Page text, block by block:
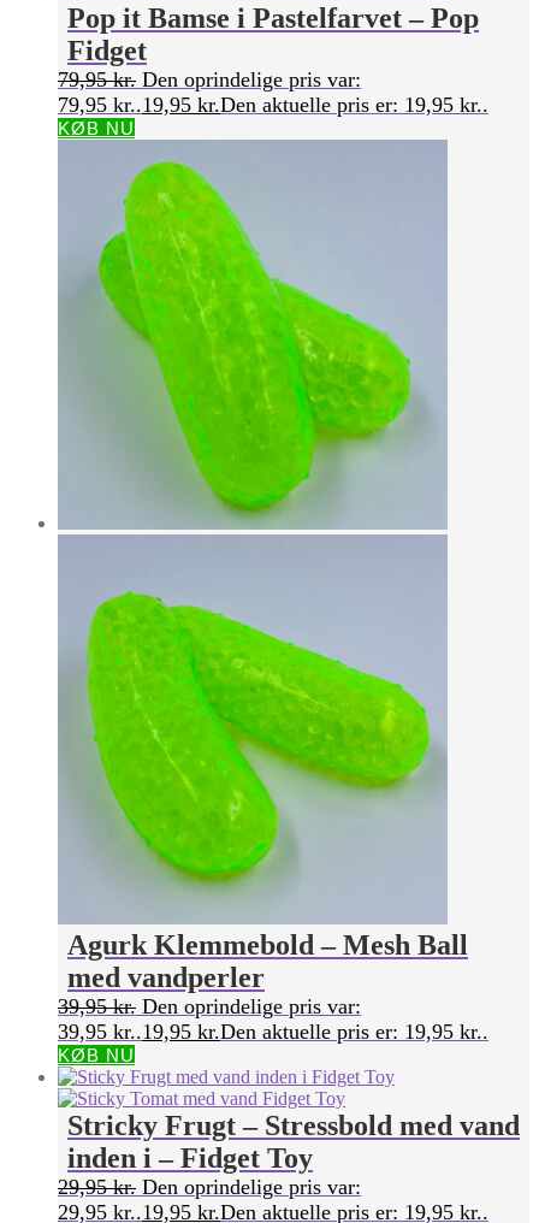
Pop it Bamse i Pastelfarvet – Pop
Fidget
79,95kr. Den oprindelige pris var:
79,95 kr..19,95 kr.Den aktuelle pris er: 19,95 kr..
KØB NU
Agurk Klemmebold – Mesh Ball
med vandperler
39,95kr. Den oprindelige pris var:
39,95 kr..19,95 kr.Den aktuelle pris er: 19,95 kr..
KØB NU
Stricky Frugt – Stressbold med vand
inden i – Fidget Toy
29,95kr. Den oprindelige pris var:
29,95 kr..19,95 kr.Den aktuelle pris er: 19,95 kr..